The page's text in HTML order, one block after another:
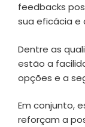
feedbacks
sua eficácia e
Dentre as
estão a
opções e a
Em conjunto,
reforçam a